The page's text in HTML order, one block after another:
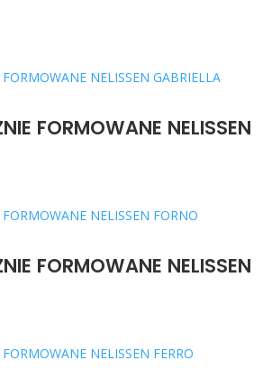
FORMOWANE NELISSEN
FORMOWANE NELISSEN